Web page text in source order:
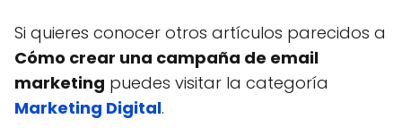
Si quieres conocer otros artículos parecidos a
Cómo crear una campaña de email
marketing puedes visitar la categoría
Marketing Digital.